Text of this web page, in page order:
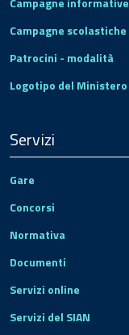
Campagne scolastiche
Patrocini - modalità
Logotipo del Ministero
Servizi
Gare
Concorsi
Normativa
Documenti
Servizi online
Servizi del SIAN